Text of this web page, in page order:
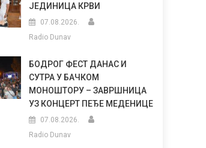
ЈЕДИНИЦА КРВИ
07.08.2026.
Radio Dunav
БОДРОГ ФЕСТ ДАНАС И
СУТРА У БАЧКОМ
МОНОШТОРУ – ЗАВРШНИЦА
УЗ КОНЦЕРТ ПЕЂЕ МЕДЕНИЦЕ
07.08.2026.
Radio Dunav